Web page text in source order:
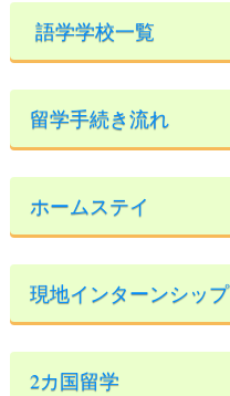
語学学校一覧
留学手続き流れ
ホームステイ
現地インターンシップ
2カ国留学